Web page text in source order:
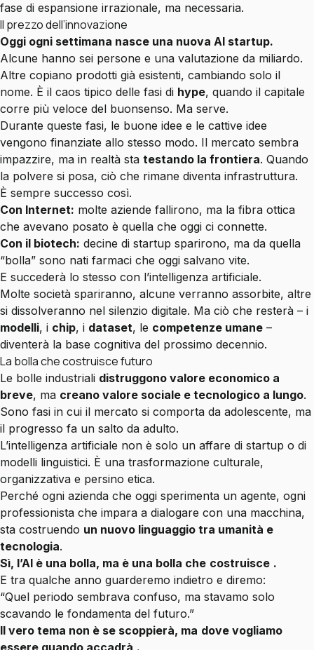
fase di espansione irrazionale, ma necessaria.
Il prezzo dell’innovazione
Oggi ogni settimana nasce una nuova AI startup.
Alcune hanno sei persone e una valutazione da miliardo.
Altre copiano prodotti già esistenti, cambiando solo il
nome. È il caos tipico delle fasi di hype, quando il capitale
corre più veloce del buonsenso. Ma serve.
Durante queste fasi, le buone idee e le cattive idee
vengono finanziate allo stesso modo. Il mercato sembra
impazzire, ma in realtà sta testando la frontiera. Quando
la polvere si posa, ciò che rimane diventa infrastruttura.
È sempre successo così.
Con Internet: molte aziende fallirono, ma la fibra ottica
che avevano posato è quella che oggi ci connette.
Con il biotech: decine di startup sparirono, ma da quella
“bolla” sono nati farmaci che oggi salvano vite.
E succederà lo stesso con l’intelligenza artificiale.
Molte società spariranno, alcune verranno assorbite, altre
si dissolveranno nel silenzio digitale. Ma ciò che resterà – i
modelli, i chip, i dataset, le competenze umane –
diventerà la base cognitiva del prossimo decennio.
La bolla che costruisce futuro
Le bolle industriali distruggono valore economico a
breve, ma creano valore sociale e tecnologico a lungo.
Sono fasi in cui il mercato si comporta da adolescente, ma
il progresso fa un salto da adulto.
L’intelligenza artificiale non è solo un affare di startup o di
modelli linguistici. È una trasformazione culturale,
organizzativa e persino etica.
Perché ogni azienda che oggi sperimenta un agente, ogni
professionista che impara a dialogare con una macchina,
sta costruendo un nuovo linguaggio tra umanità e
tecnologia.
Sì, l’AI è una bolla, ma è una bolla che costruisce .
E tra qualche anno guarderemo indietro e diremo:
“Quel periodo sembrava confuso, ma stavamo solo
scavando le fondamenta del futuro.”
Il vero tema non è se scoppierà, ma dove vogliamo
essere quando accadrà .